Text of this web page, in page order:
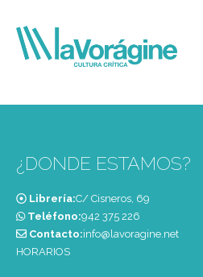
¿DONDE ESTAMOS?
Librería:C/ Cisneros, 69
Teléfono:‭942 375 226‬
Contacto:info@lavoragine.net
HORARIOS